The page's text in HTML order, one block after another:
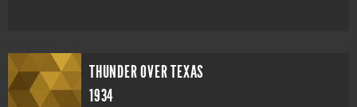
THUNDER OVER TEXAS
1934